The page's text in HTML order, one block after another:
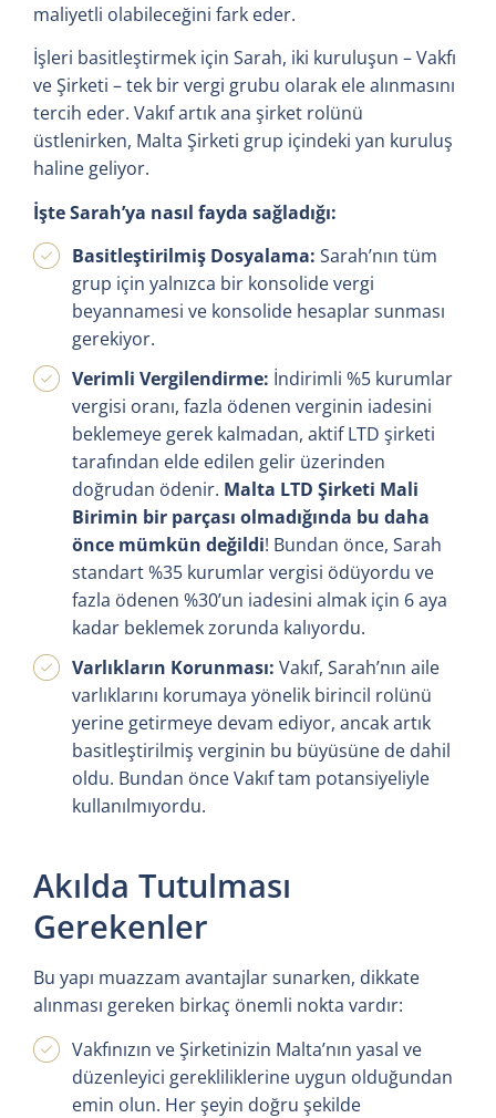
maliyetli olabileceğini fark eder.
İşleri basitleştirmek için Sarah, iki kuruluşun – Vakfı
ve Şirketi – tek bir vergi grubu olarak ele alınmasını
tercih eder. Vakıf artık ana şirket rolünü
üstlenirken, Malta Şirketi grup içindeki yan kuruluş
haline geliyor.
İşte Sarah’ya nasıl fayda sağladığı:
Basitleştirilmiş Dosyalama: Sarah’nın tüm
grup için yalnızca bir konsolide vergi
beyannamesi ve konsolide hesaplar sunması
gerekiyor.
Verimli Vergilendirme: İndirimli %5 kurumlar
vergisi oranı, fazla ödenen verginin iadesini
beklemeye gerek kalmadan, aktif LTD şirketi
tarafından elde edilen gelir üzerinden
doğrudan ödenir. Malta LTD Şirketi Mali
Birimin bir parçası olmadığında bu daha
önce mümkün değildi! Bundan önce, Sarah
standart %35 kurumlar vergisi ödüyordu ve
fazla ödenen %30’un iadesini almak için 6 aya
kadar beklemek zorunda kalıyordu.
Varlıkların Korunması: Vakıf, Sarah’nın aile
varlıklarını korumaya yönelik birincil rolünü
yerine getirmeye devam ediyor, ancak artık
basitleştirilmiş verginin bu büyüsüne de dahil
oldu. Bundan önce Vakıf tam potansiyeliyle
kullanılmıyordu.
Akılda Tutulması
Gerekenler
Bu yapı muazzam avantajlar sunarken, dikkate
alınması gereken birkaç önemli nokta vardır:
Vakfınızın ve Şirketinizin Malta’nın yasal ve
düzenleyici gerekliliklerine uygun olduğundan
emin olun. Her şeyin doğru şekilde